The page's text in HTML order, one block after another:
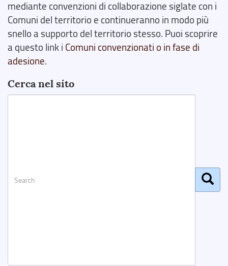
mediante convenzioni di collaborazione siglate con i
Comuni del territorio e continueranno in modo più
snello a supporto del territorio stesso. Puoi scoprire
a questo link i Comuni convenzionati o in fase di
adesione.
Cerca nel sito